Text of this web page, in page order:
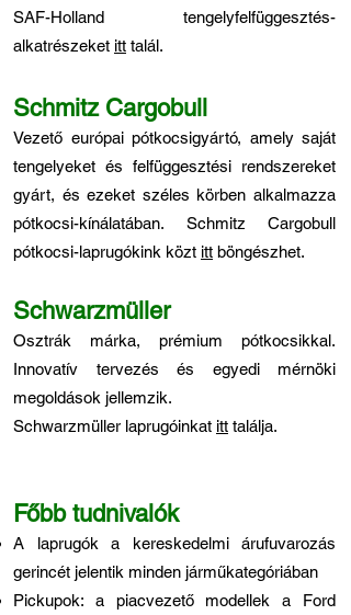
SAF-Holland tengelyfelfüggesztés-
alkatrészeket itt talál.
Schmitz Cargobull
Vezető európai pótkocsigyártó, amely saját
tengelyeket és felfüggesztési rendszereket
gyárt, és ezeket széles körben alkalmazza
pótkocsi-kínálatában. Schmitz Cargobull
pótkocsi-laprugókink közt itt böngészhet.
Schwarzmüller
Osztrák márka, prémium pótkocsikkal.
Innovatív tervezés és egyedi mérnöki
megoldások jellemzik.
Schwarzmüller laprugóinkat itt találja.
Főbb tudnivalók
A laprugók a kereskedelmi árufuvarozás
gerincét jelentik minden járműkategóriában
Pickupok: a piacvezető modellek a Ford